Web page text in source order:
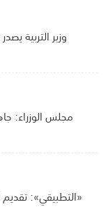
وزير التربية
مجلس الوزراء:
«التطبيقي»: